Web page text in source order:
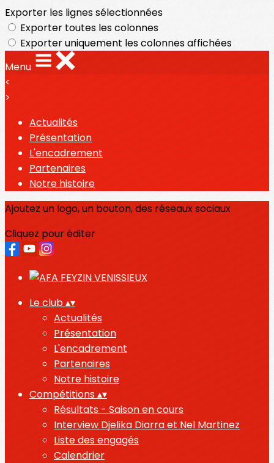
Exporter les lignes sélectionnées
Exporter toutes les colonnes
Exporter uniquement les colonnes affichées
Menu
<
>
Actualités
Présentation
L'encadrement
Partenaires
Notre histoire
Ajoutez un logo, un bouton, des réseaux sociaux
Cliquez pour éditer
Le club▴▾
Actualités
Présentation
L'encadrement
Partenaires
Notre histoire
Compétitions▴▾
Résultats - Saison en cours
Interview Djelika Diarra et Nel Martinez
Liste des engagés
Calendrier